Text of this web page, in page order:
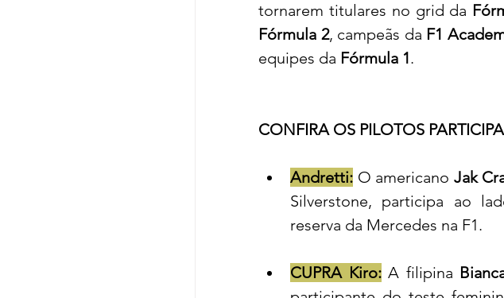
tornarem titulares no grid da
Fórmula 2, campeãs da F1
equipes da Fórmula 1.
CONFIRA OS PILOTOS
Andretti: O americano Jak
Silverstone, participa ao
reserva da Mercedes na F1.
CUPRA Kiro: A filipina